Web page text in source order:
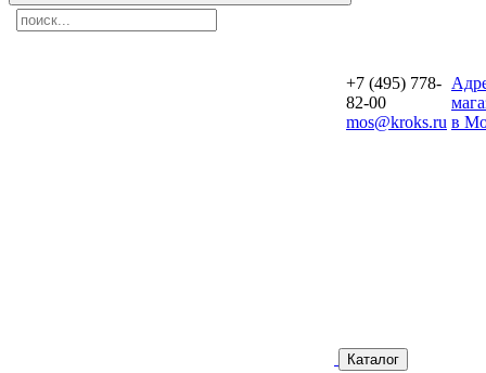
+7 (495) 778-
82-00
mos@kroks.ru в
Каталог